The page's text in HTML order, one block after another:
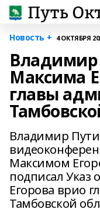
Новость + 4 ОКТЯБРЯ
Владимир
Максима
главы
Владимир
Максимом
подписал Указ
Егорова врио
Тамбовской